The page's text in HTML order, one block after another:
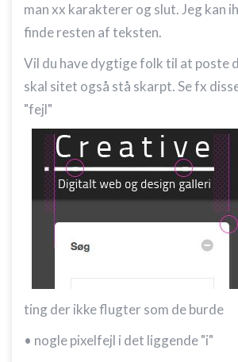
man xx karakterer og slut. Jeg kan
finde resten af teksten.
Vil du have dygtige folk til at poste
skal sitet også stå skarpt. Se fx
"fejl"
ting der ikke flugter som de burde
• nogle pixelfejl i det liggende "i"